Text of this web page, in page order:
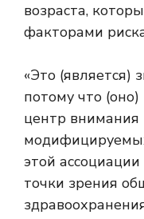
возраста,
факторами
«Это (является)
потому что
центр
этой
точки зрения